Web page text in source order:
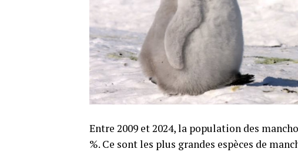
Entre 2009 et 2024, la population des
%. Ce sont les plus grandes espèces de